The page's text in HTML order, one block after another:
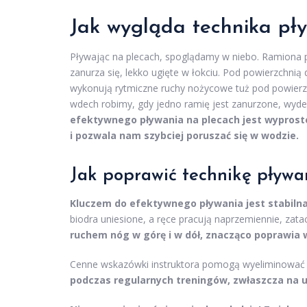
Jak wygląda technika
Pływając na plecach, spoglądamy w niebo.
zanurza się, lekko ugięte w łokciu. Pod
wykonują rytmiczne ruchy nożycowe tuż pod
wdech robimy, gdy jedno ramię jest zanurzone,
efektywnego pływania na plecach jest
i pozwala nam szybciej poruszać się w wodzie.
Jak poprawić technikę
Kluczem do efektywnego pływania jest
biodra uniesione, a ręce pracują naprzemiennie,
ruchem nóg w górę i w dół, znacząco poprawia
Cenne wskazówki instruktora pomogą
podczas regularnych treningów, zwłaszcza na